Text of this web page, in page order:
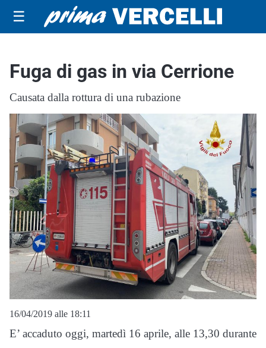
☰
Fuga di gas in via Cerrione
Causata dalla rottura di una rubazione
16/04/2019 alle 18:11
E’ accaduto oggi, martedì 16 aprile, alle 13,30 durante